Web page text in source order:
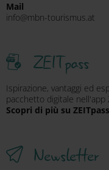
Mail
info@mbn-tourismus.at
ZEITpass
Ispirazione, vantaggi ed
pacchetto digitale nell'app
Scopri di più su ZEITpass
Newsletter